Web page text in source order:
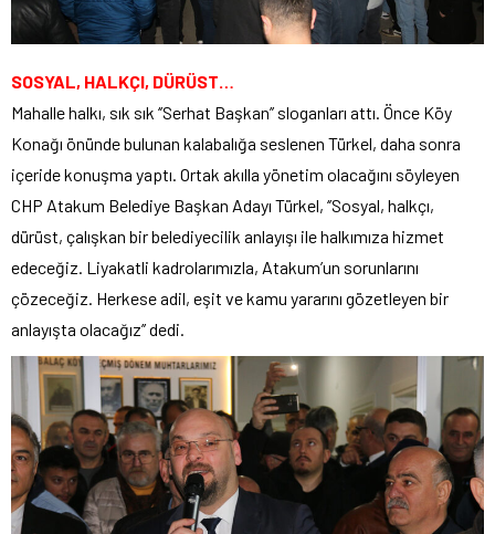
SOSYAL, HALKÇI, DÜRÜST…
Mahalle halkı, sık sık ‘’Serhat Başkan’’ sloganları attı. Önce Köy
Konağı önünde bulunan kalabalığa seslenen Türkel, daha sonra
içeride konuşma yaptı. Ortak akılla yönetim olacağını söyleyen
CHP Atakum Belediye Başkan Adayı Türkel, ‘’Sosyal, halkçı,
dürüst, çalışkan bir belediyecilik anlayışı ile halkımıza hizmet
edeceğiz. Liyakatli kadrolarımızla, Atakum’un sorunlarını
çözeceğiz. Herkese adil, eşit ve kamu yararını gözetleyen bir
anlayışta olacağız’’ dedi.